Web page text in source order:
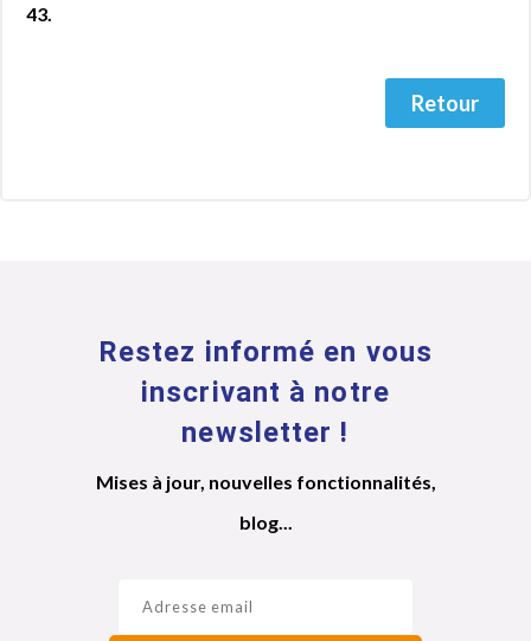
43.
Retour
Restez informé en vous
inscrivant à notre
newsletter !
Mises à jour, nouvelles fonctionnalités,
blog...